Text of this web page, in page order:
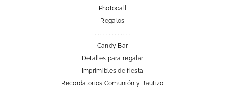
Photocall
Regalos
. . . . . . . . . . . . .
Candy Bar
Detalles para regalar
Imprimibles de fiesta
Recordatorios Comunión y Bautizo